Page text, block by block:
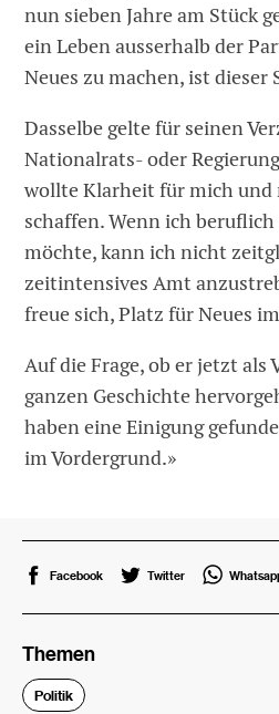
nun sieben Jahre am Stück
ein Leben ausserhalb der
Neues zu machen, ist
Dasselbe gelte für seinen
Nationalrats- oder
wollte Klarheit für mich und
schaffen. Wenn ich
möchte, kann ich nicht
zeitintensives Amt
freue sich, Platz für Neues
Auf die Frage, ob er jetzt als
ganzen Geschichte
haben eine Einigung
im Vordergrund.»
Facebook Twitter
Themen
Politik